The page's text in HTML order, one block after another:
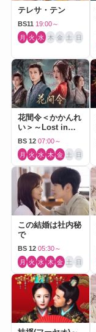
テレサ・テン
BS11 19:00～
月 火 水 木 金 土 日
花間令＜かかんれ
い＞～Lost in
Love～
BS 12 07:00～
月 火 水 木 金 土 日
この結婚は社内秘
で
BS 12 05:30～
月 火 水 木 金 土 日